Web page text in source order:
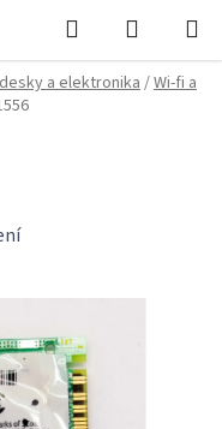
Hledat
KOŠÍK
a elektronika/Wi‑fi a